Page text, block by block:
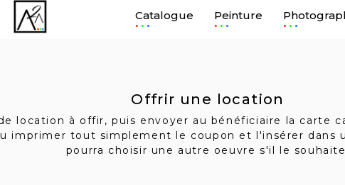
Catalogue
. Peinture
. .
Offrir une location
location à offir, puis envoyer au bénéficiaire la carte
imprimer tout simplement le coupon et l'insérer dans
pourra choisir une autre oeuvre s'il le